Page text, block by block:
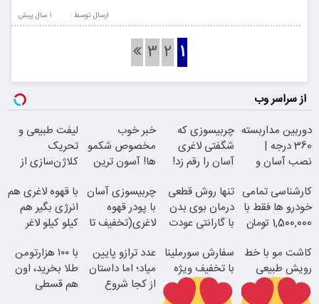
1 سال پيش ارسال توسط :
1
2
3
از سراسر وب
دوربین مداربسته
360 درجه |
نصب آسان و
چربیسوزی که
شگفتی لاغری
آسان را رقم زد!
خبر خوب
مخصوص شکمو
ها! آسون ترین
معرفی شد
لیفت طبیعی و
تحریک
کلاژن‌سازی از
24ماه ماندگاری
جوان شو
کارشناسی تمامی
خودرو ها فقط با
1,500,000 تومان
تنها روش قطعی
درمان بوی بدن
با گارانتی عودت
چربیسوزی آسان
با پودر قهوه
لاغری(تخفیف تا
با قهوه لاغری هم
انرژی بگیر هم
کیلو کیلو لاغر
کاشت مو با خط
رویش طبیعی
سفارش سورملینا
با تخفیف ویژه
عدد ترازو پایین
میاد؛ اما داستان
از کجا شروع
با ۱۰۰ هزارتومن
طلا بخرید، اون
هم قسطی